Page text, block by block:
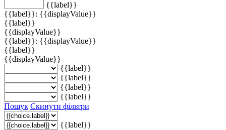
{{label}}
{{label}}: {{displayValue}}
{{label}}
{{displayValue}}
{{label}}: {{displayValue}}
{{label}}
{{displayValue}}
{{label}}
{{label}}
{{label}}
{{label}}
Пошук Скинути фільтри
{{label}}